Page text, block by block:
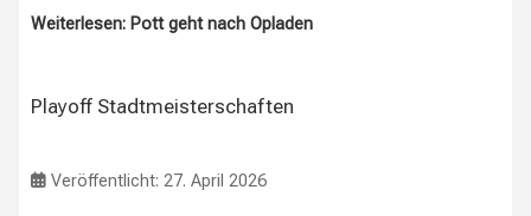
Weiterlesen: Pott geht nach Opladen
Playoff Stadtmeisterschaften
Veröffentlicht: 27. April 2026